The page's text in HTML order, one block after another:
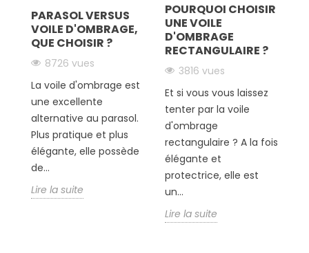
PARASOL VERSUS
VOILE D'OMBRAGE,
QUE CHOISIR ?
8726 vues
La voile d'ombrage est
une excellente
alternative au parasol.
Plus pratique et plus
élégante, elle possède
de...
Lire la suite
POURQUOI CHOISIR
UNE VOILE
D'OMBRAGE
RECTANGULAIRE ?
3816 vues
Et si vous vous laissez
tenter par la voile
d'ombrage
rectangulaire ? A la fois
élégante et
protectrice, elle est
un...
Lire la suite